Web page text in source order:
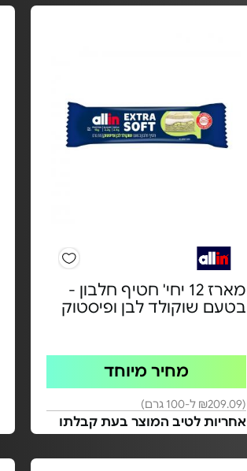
מארז 12 יחי' חטיף חלבון -
בטעם שוקולד לבן ופיסטוק
מחיר מיוחד
(₪209.09 ל-100 גרם)
אחריות לטיב המוצר בעת קבלתו